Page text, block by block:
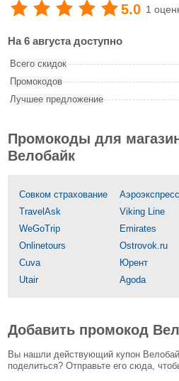
5.0 1
На 6 августа доступно
Всего скидок
Промокодов
Лучшее предложение
Промокоды для
Велобайк
Совком страхование
Аэроэкспресс
TravelAsk
Viking Line
WeGoTrip
Emirates
Onlinetours
Ostrovok.ru
Cuva
Юрент
Utair
Agoda
Добавить промокод
Вы нашли действующий купон
поделиться? Отправьте его сюда,